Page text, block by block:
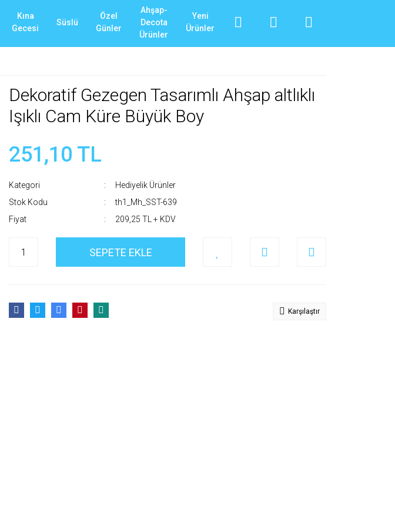
Kına
Gecesi
Süslü
Özel
Günler
Ahşap-
Decota
Ürünler
Yeni
Ürünler
Dekoratif Gezegen Tasarımlı Ahşap altlıklı
Işıklı Cam Küre Büyük Boy
251,10 TL
Kategori
Hediyelik Ürünler
Stok Kodu
th1_Mh_SST-639
Fiyat
209,25 TL + KDV
SEPETE EKLE
Karşılaştır